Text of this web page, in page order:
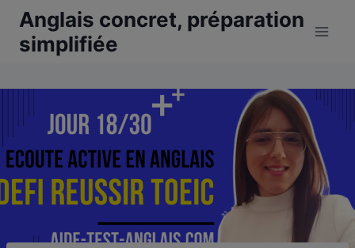
Aller
contenu
Anglais concret, préparation
simplifiée